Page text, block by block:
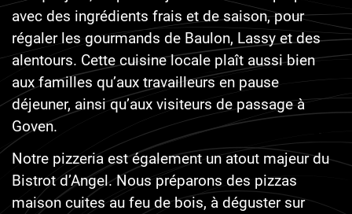
avec des ingrédients frais et de saison, pour
régaler les gourmands de Baulon, Lassy et des
alentours. Cette cuisine locale plaît aussi bien
aux familles qu’aux travailleurs en pause
déjeuner, ainsi qu’aux visiteurs de passage à
Goven.
Notre pizzeria est également un atout majeur du
Bistrot d’Angel. Nous préparons des pizzas
maison cuites au feu de bois, à déguster sur